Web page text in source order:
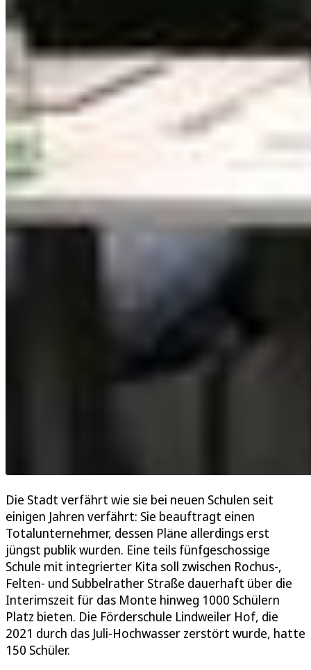
Die Stadt verfährt wie sie bei neuen Schulen seit
einigen Jahren verfährt: Sie beauftragt einen
Totalunternehmer, dessen Pläne allerdings erst
jüngst publik wurden. Eine teils fünfgeschossige
Schule mit integrierter Kita soll zwischen Rochus-,
Felten- und Subbelrather Straße dauerhaft über die
Interimszeit für das Monte hinweg 1000 Schülern
Platz bieten. Die Förderschule Lindweiler Hof, die
2021 durch das Juli-Hochwasser zerstört wurde, hatte
150 Schüler.